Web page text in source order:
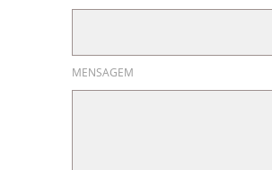
MENSAGEM